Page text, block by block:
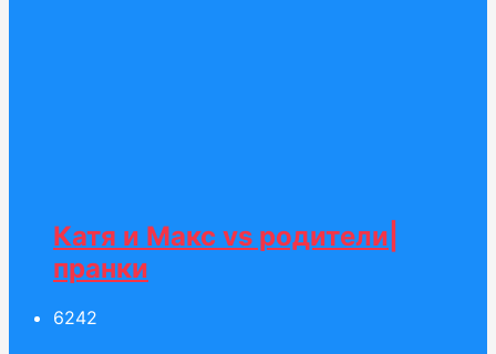
Катя и Макс vs родители|
пранки
6242